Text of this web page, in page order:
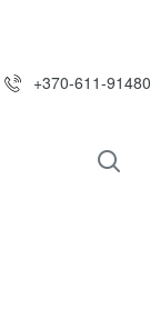
+370-611-91480